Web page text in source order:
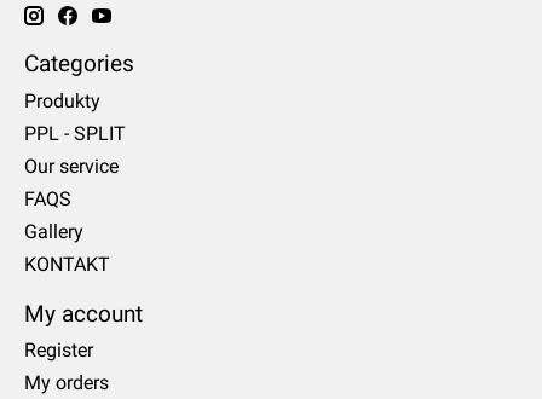
Categories
Produkty
PPL - SPLIT
Our service
FAQS
Gallery
KONTAKT
My account
Register
My orders